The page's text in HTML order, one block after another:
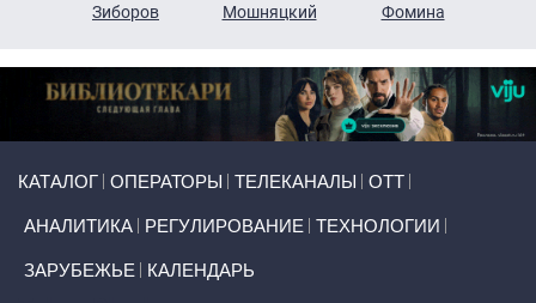
Зиборов
Мошняцкий
Фомина
КАТАЛОГ ОПЕРАТОРЫ ТЕЛЕКАНАЛЫ ОТТ
АНАЛИТИКА РЕГУЛИРОВАНИЕ ТЕХНОЛОГИИ
ЗАРУБЕЖЬЕ КАЛЕНДАРЬ